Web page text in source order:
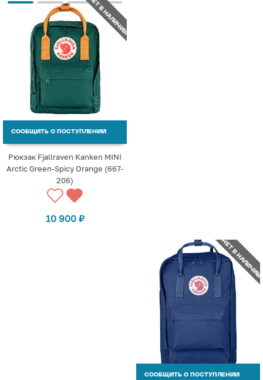
НЕТ В НАЛИЧИИ
СООБЩИТЬ О ПОСТУПЛЕНИИ
Рюкзак Fjallraven Kanken MINI
Arctic Green-Spicy Orange (667-
206)
10 900 ₽
НЕТ В НАЛИЧИИ
СООБЩИТЬ О ПОСТУПЛЕНИИ